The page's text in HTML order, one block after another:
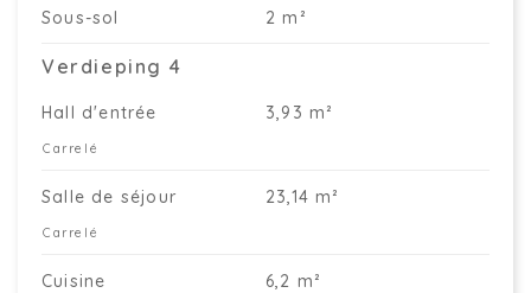
Sous-sol 2 m²
Verdieping 4
Hall d'entrée 3,93 m²
Carrelé
Salle de séjour 23,14 m²
Carrelé
Cuisine 6,2 m²